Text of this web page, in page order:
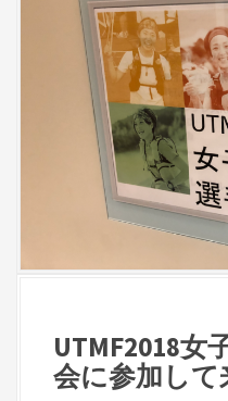
UTMF2018女
会に参加して